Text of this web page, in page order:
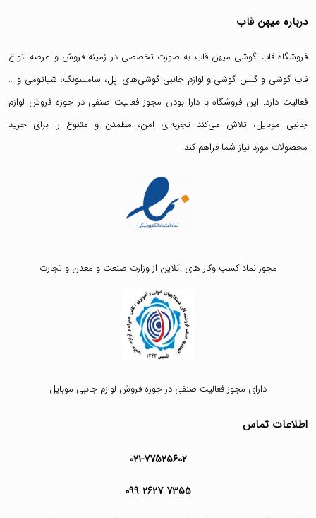
درباره میهن قاب
فروشگاه قاب گوشی میهن قاب به صورت تخصصی در زمینه فروش و عرضه انواع
قاب گوشی وگلس گوشی و لوازم جانبی گوشی‌های اپل، سامسونگ، شیائومی و …
فعالیت دارد. این فروشگاه با دارا بودن مجوز فعالیت صنفی در حوزه فروش لوازم
جانبی موبایل، تلاش می‌کند تجربه‌ای امن، مطمئن و متنوع را برای خرید
محصولات مورد نیاز شما فراهم کند.
مجوز نماد کسب وکار های آنلاین از وزارت صنعت و معدن و تجارت
دارای مجوز فعالیت صنفی در حوزه فروش لوازم جانبی موبایل
اطلاعات تماس
۰۲۱-۷۷۵۲۵۶۰۲
۰۹۹ ۲۶۲۷ ۷۳۵۵